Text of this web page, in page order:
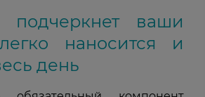
ваши
наносится и
день